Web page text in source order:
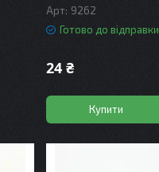
9262
Готово до відправки
24 ₴
Купити